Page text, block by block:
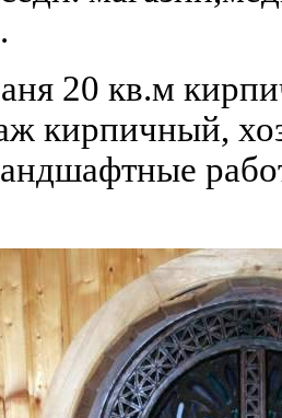
20 кв.м
кирпичный,